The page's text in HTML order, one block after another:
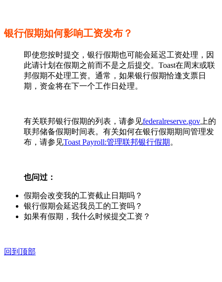
银行假期如何影响工资发布？
即使您按时提交，银行假期也可能会延迟工资处理，因
此请计划在假期之前而不是之后提交。Toast在周末或联
邦假期不处理工资。通常，如果银行假期恰逢支票日
期，资金将在下一个工作日处理。
有关联邦银行假期的列表，请参见federalreserve.gov 上的
联邦储备假期时间表。有关如何在银行假期期间管理发
布，请参见Toast Payroll:管理联邦银行假期 。
也问过：
假期会改变我的工资截止日期吗？
银行假期会延迟我员工的工资吗？
如果有假期，我什么时候提交工资？
回到顶部